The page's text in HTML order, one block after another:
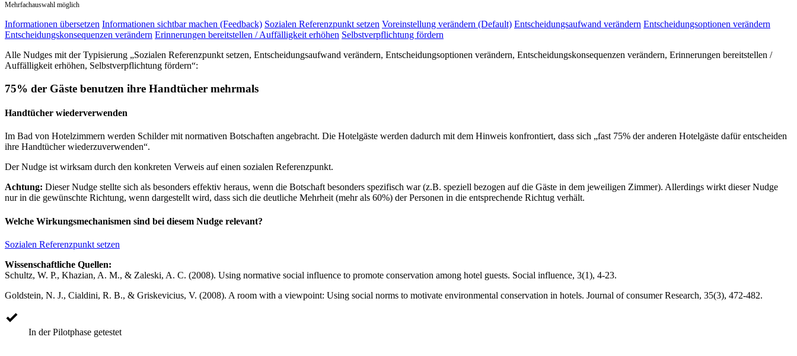
Mehrfachauswahl möglich
Informationen übersetzen Informationen sichtbar machen (Feedback) Sozialen Referenzpunkt setzen Voreinstellung verändern (Default) Entscheidungsaufwand verändern Entscheidungsoptionen verändern
Entscheidungskonsequenzen verändern Erinnerungen bereitstellen / Auffälligkeit erhöhen Selbstverpflichtung fördern
Alle Nudges mit der Typisierung „Sozialen Referenzpunkt setzen, Entscheidungsaufwand verändern, Entscheidungsoptionen verändern, Entscheidungskonsequenzen verändern, Erinnerungen bereitstellen /
Auffälligkeit erhöhen, Selbstverpflichtung fördern“:
75% der Gäste benutzen ihre Handtücher mehrmals
Handtücher wiederverwenden
Im Bad von Hotelzimmern werden Schilder mit normativen Botschaften angebracht. Die Hotelgäste werden dadurch mit dem Hinweis konfrontiert, dass sich „fast 75% der anderen Hotelgäste dafür entscheiden
ihre Handtücher wiederzuverwenden“.
Der Nudge ist wirksam durch den konkreten Verweis auf einen sozialen Referenzpunkt.
Achtung: Dieser Nudge stellte sich als besonders effektiv heraus, wenn die Botschaft besonders spezifisch war (z.B. speziell bezogen auf die Gäste in dem jeweiligen Zimmer). Allerdings wirkt dieser Nudge
nur in die gewünschte Richtung, wenn dargestellt wird, dass sich die deutliche Mehrheit (mehr als 60%) der Personen in die entsprechende Richtug verhält.
Welche Wirkungsmechanismen sind bei diesem Nudge relevant?
Sozialen Referenzpunkt setzen
Wissenschaftliche Quellen:
Schultz, W. P., Khazian, A. M., & Zaleski, A. C. (2008). Using normative social influence to promote conservation among hotel guests. Social influence, 3(1), 4-23.
Goldstein, N. J., Cialdini, R. B., & Griskevicius, V. (2008). A room with a viewpoint: Using social norms to motivate environmental conservation in hotels. Journal of consumer Research, 35(3), 472-482.
In der Pilotphase getestet